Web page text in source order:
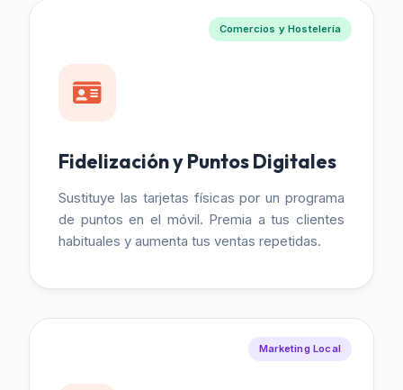
Comercios y Hostelería
Fidelización y Puntos Digitales
Sustituye las tarjetas físicas por un programa
de puntos en el móvil. Premia a tus clientes
habituales y aumenta tus ventas repetidas.
Marketing Local